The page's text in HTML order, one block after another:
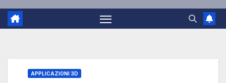
APPLICAZIONI 3D